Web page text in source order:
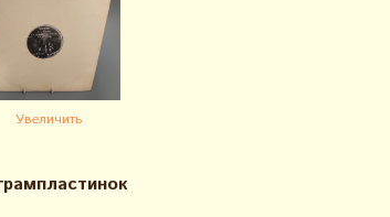
Увеличить